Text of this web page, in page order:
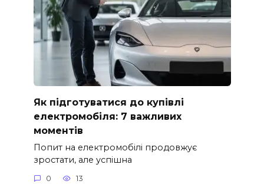
Як підготуватися до купівлі
електромобіля: 7 важливих
моментів
Попит на електромобілі продовжує
зростати, але успішна
0 13